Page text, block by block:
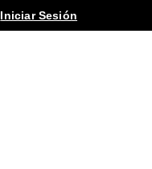
Iniciar Sesión